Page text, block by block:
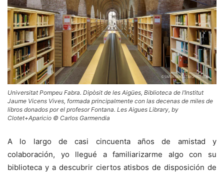
Universitat Pompeu Fabra. Dipòsit de les Aigües, Biblioteca de l’Institut
Jaume Vicens Vives, formada principalmente con las decenas de miles de
libros donados por el profesor Fontana. Les Aigues Library, by
Clotet+Aparicio © Carlos Garmendia
A lo largo de casi cincuenta años de amistad y
colaboración, yo llegué a familiarizarme algo con su
biblioteca y a descubrir ciertos atisbos de disposición de